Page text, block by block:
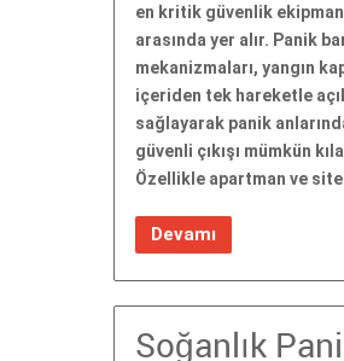
en kritik güvenlik
arasında yer alır. Panik
mekanizmaları, yangın
içeriden tek hareketle
sağlayarak panik
güvenli çıkışı mümkün
Özellikle apartman ve
Devamı
Soğanlık